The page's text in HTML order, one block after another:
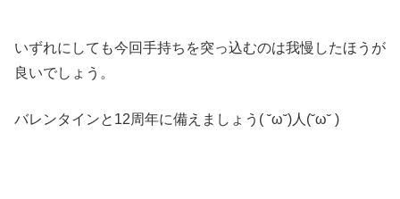
いずれにしても今回手持ちを突っ込むのは我慢したほうが
良いでしょう。
バレンタインと12周年に備えましょう( ˘ω˘)人(˘ω˘ )